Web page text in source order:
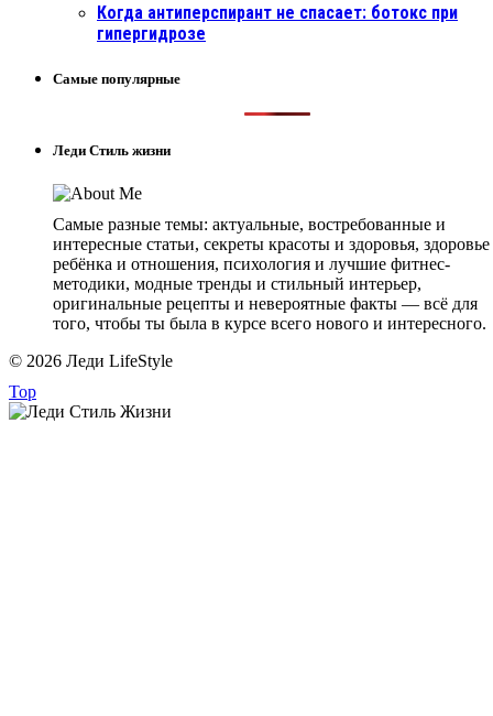
Когда антиперспирант не спасает: ботокс при
гипергидрозе
Самые популярные
Леди Стиль жизни
Самые разные темы: актуальные, востребованные и
интересные статьи, секреты красоты и здоровья, здоровье
ребёнка и отношения, психология и лучшие фитнес-
методики, модные тренды и стильный интерьер,
оригинальные рецепты и невероятные факты — всё для
того, чтобы ты была в курсе всего нового и интересного.
© 2026 Леди LifeStyle
Top